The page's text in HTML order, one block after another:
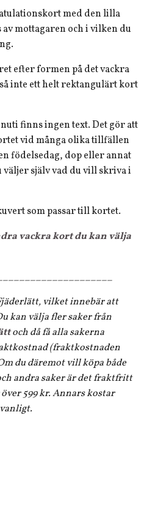
med den lilla
av mottagaren och i vilken du
efter formen på det vackra
inte ett helt rektangulärt kort
finns ingen text. Det gör att
vid många olika tillfällen
födelsedag, dop eller annat
själv vad du vill skriva i
som passar till kortet.
vackra kort du kan välja
vilket innebär att
kan välja fler saker från
och då få alla sakerna
(fraktkostnaden
du däremot vill köpa både
andra saker är det fraktfritt
599 kr. Annars kostar